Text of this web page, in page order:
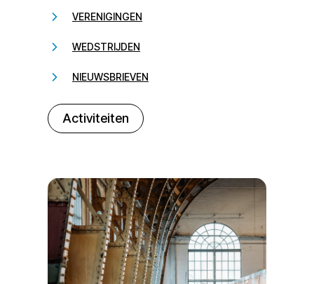
VERENIGINGEN
WEDSTRIJDEN
NIEUWSBRIEVEN
Activiteiten
232323